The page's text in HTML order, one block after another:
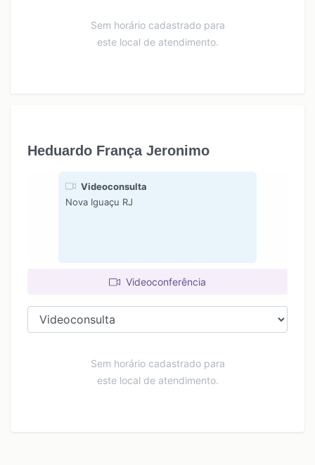
Sem horário cadastrado para
este local de atendimento.
Heduardo França Jeronimo
Videoconsulta
Nova Iguaçu RJ
Videoconferência
Sem horário cadastrado para
este local de atendimento.